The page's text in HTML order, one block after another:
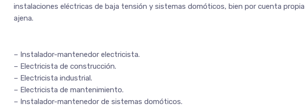
instalaciones eléctricas de baja tensión y sistemas domóticos, bien por cuenta propia
ajena.
– Instalador-mantenedor electricista.
– Electricista de construcción.
– Electricista industrial.
– Electricista de mantenimiento.
– Instalador-mantenedor de sistemas domóticos.